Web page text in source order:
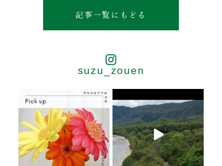
記事一覧にもどる
suzu_zouen